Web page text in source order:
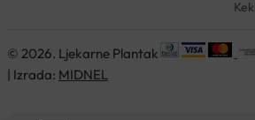
© 2026. Ljekarne Plantak
| Izrada: MIDNEL